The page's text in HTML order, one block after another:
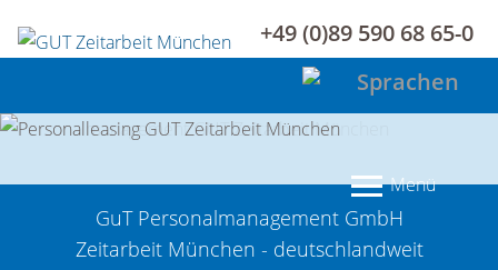
+49 (0)89 590 68 65-0
Menü
GuT Personalmanagement GmbH
Zeitarbeit München - deutschlandweit